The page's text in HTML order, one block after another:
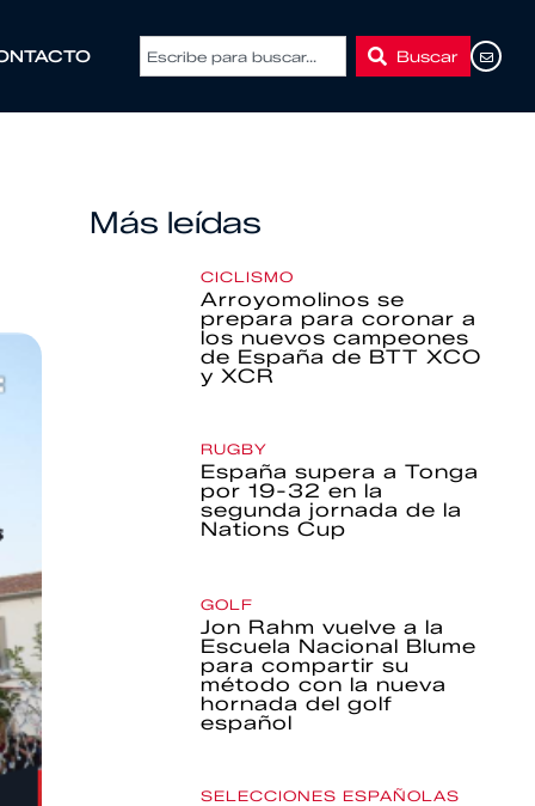
Buscar
Más leídas
CICLISMO
Arroyomolinos se
prepara para coronar a
los nuevos campeones
de España de BTT XCO
y XCR
RUGBY
España supera a Tonga
por 19-32 en la
segunda jornada de la
Nations Cup
GOLF
Jon Rahm vuelve a la
Escuela Nacional Blume
para compartir su
método con la nueva
hornada del golf
español
SELECCIONES ESPAÑOLAS